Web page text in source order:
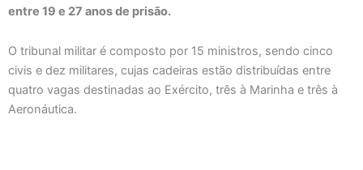
entre 19 e 27 anos de prisão.
O tribunal militar é composto por 15 ministros, sendo cinco
civis e dez militares, cujas cadeiras estão distribuídas entre
quatro vagas destinadas ao Exército, três à Marinha e três à
Aeronáutica.